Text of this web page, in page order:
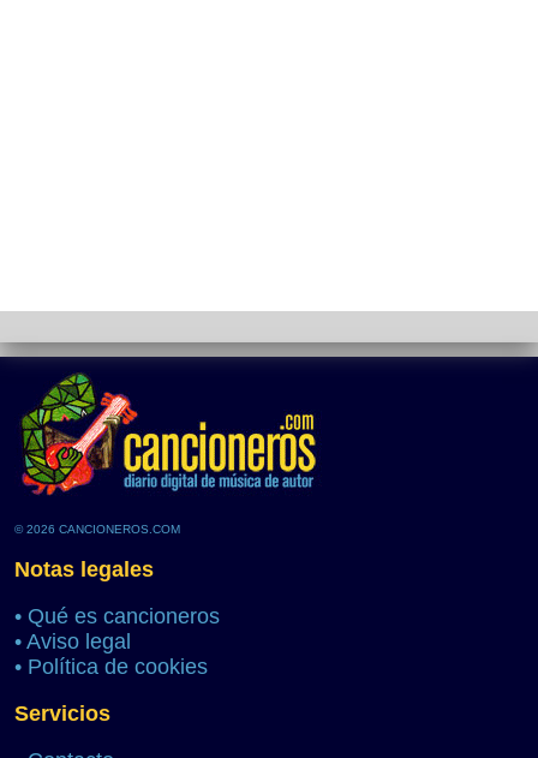
© 2026 CANCIONEROS.COM
Notas legales
• Qué es cancioneros
• Aviso legal
• Política de cookies
Servicios